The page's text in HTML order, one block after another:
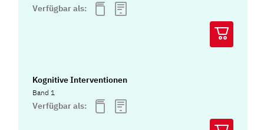
Verfügbar als:
Kognitive Interventionen
Band 1
Verfügbar als: